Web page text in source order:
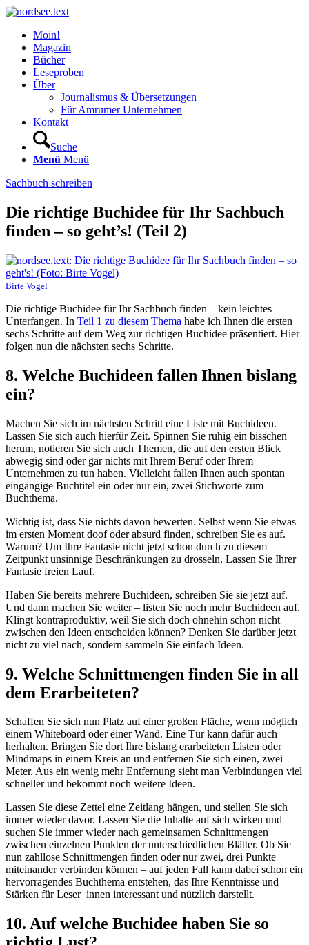
Moin!
Magazin
Bücher
Leseproben
Über
Journalismus & Übersetzungen
Für Amrumer Unternehmen
Kontakt
Suche
Menü Menü
Sachbuch schreiben
Die richtige Buchidee für Ihr Sachbuch
finden – so geht’s! (Teil 2)
Birte Vogel
Die richtige Buchidee für Ihr Sachbuch finden – kein leichtes
Unterfangen. In Teil 1 zu diesem Thema habe ich Ihnen die ersten
sechs Schritte auf dem Weg zur richtigen Buchidee präsentiert. Hier
folgen nun die nächsten sechs Schritte.
8. Welche Buchideen fallen Ihnen bislang
ein?
Machen Sie sich im nächsten Schritt eine Liste mit Buchideen.
Lassen Sie sich auch hierfür Zeit. Spinnen Sie ruhig ein bisschen
herum, notieren Sie sich auch Themen, die auf den ersten Blick
abwegig sind oder gar nichts mit Ihrem Beruf oder Ihrem
Unternehmen zu tun haben. Vielleicht fallen Ihnen auch spontan
eingängige Buchtitel ein oder nur ein, zwei Stichworte zum
Buchthema.
Wichtig ist, dass Sie nichts davon bewerten. Selbst wenn Sie etwas
im ersten Moment doof oder absurd finden, schreiben Sie es auf.
Warum? Um Ihre Fantasie nicht jetzt schon durch zu diesem
Zeitpunkt unsinnige Beschränkungen zu drosseln. Lassen Sie Ihrer
Fantasie freien Lauf.
Haben Sie bereits mehrere Buchideen, schreiben Sie sie jetzt auf.
Und dann machen Sie weiter – listen Sie noch mehr Buchideen auf.
Klingt kontraproduktiv, weil Sie sich doch ohnehin schon nicht
zwischen den Ideen entscheiden können? Denken Sie darüber jetzt
nicht zu viel nach, sondern sammeln Sie einfach Ideen.
9. Welche Schnittmengen finden Sie in all
dem Erarbeiteten?
Schaffen Sie sich nun Platz auf einer großen Fläche, wenn möglich
einem Whiteboard oder einer Wand. Eine Tür kann dafür auch
herhalten. Bringen Sie dort Ihre bislang erarbeiteten Listen oder
Mindmaps in einem Kreis an und entfernen Sie sich einen, zwei
Meter. Aus ein wenig mehr Entfernung sieht man Verbindungen viel
schneller und bekommt noch weitere Ideen.
Lassen Sie diese Zettel eine Zeitlang hängen, und stellen Sie sich
immer wieder davor. Lassen Sie die Inhalte auf sich wirken und
suchen Sie immer wieder nach gemeinsamen Schnittmengen
zwischen einzelnen Punkten der unterschiedlichen Blätter. Ob Sie
nun zahllose Schnittmengen finden oder nur zwei, drei Punkte
miteinander verbinden können – auf jeden Fall kann dabei schon ein
hervorragendes Buchthema entstehen, das Ihre Kenntnisse und
Stärken für Leser_innen interessant und nützlich darstellt.
10. Auf welche Buchidee haben Sie so